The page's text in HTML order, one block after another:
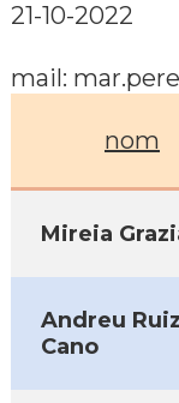
21-10-2022
mail:
nom
Mireia
Andreu Ruiz
Cano